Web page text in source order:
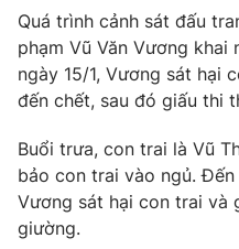
Emagazine
Photo
Video
VTV Money
Quá trình cảnh sát đấu
phạm Vũ Văn Vương khai
ngày 15/1, Vương sát hại
đến chết, sau đó giấu thi
Buổi trưa, con trai là Vũ
bảo con trai vào ngủ.
Vương sát hại con trai và
giường.